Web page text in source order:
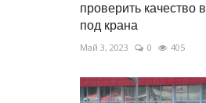
проверить качество
под крана
Май 3, 2023 0 405